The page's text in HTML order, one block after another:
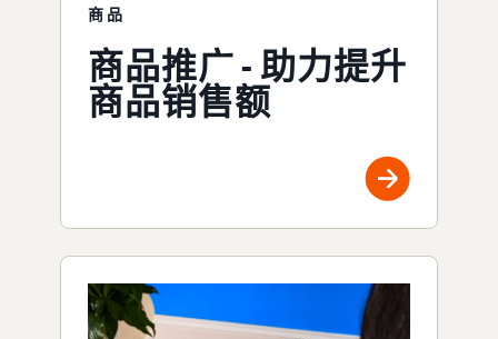
商品
商品推广 - 助力提升
商品销售额